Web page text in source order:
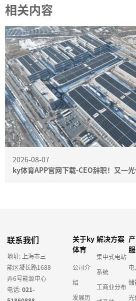
相关内容
2026-08-07
ky体育APP官网下载-CEO辞职！又一
联系我们
地址: 上海市三
能区凝长路1688
弄6号能源中心
电话:021-
关于ky
体育
公司介
绍
发展历
解决方案
集中式电站
系统
工商业分布
储
光